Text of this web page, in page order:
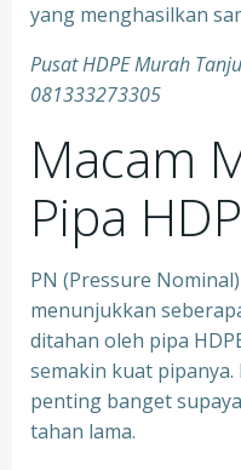
yang menghasilkan
Pusat HDPE Murah
081333273305
Macam
Pipa
PN (Pressure
menunjukkan
ditahan oleh pipa
semakin kuat
penting banget
tahan lama.